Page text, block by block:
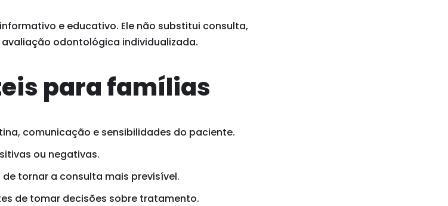
e educativo. Ele não substitui consulta,
odontológica individualizada.
para famílias
comunicação e sensibilidades do paciente.
ou negativas.
tornar a consulta mais previsível.
de tomar decisões sobre tratamento.